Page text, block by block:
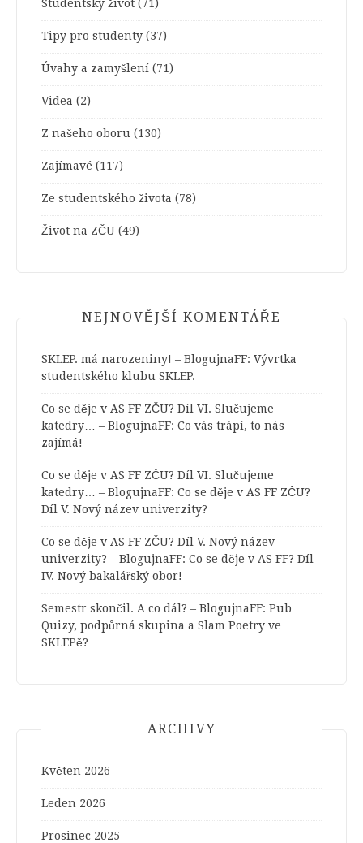
Studentský život (71)
Tipy pro studenty (37)
Úvahy a zamyšlení (71)
Videa (2)
Z našeho oboru (130)
Zajímavé (117)
Ze studentského života (78)
Život na ZČU (49)
NEJNOVĚJŠÍ KOMENTÁŘE
SKLEP. má narozeniny! – BlogujnaFF: Vývrtka
studentského klubu SKLEP.
Co se děje v AS FF ZČU? Díl VI. Slučujeme
katedry… – BlogujnaFF: Co vás trápí, to nás
zajímá!
Co se děje v AS FF ZČU? Díl VI. Slučujeme
katedry… – BlogujnaFF: Co se děje v AS FF ZČU?
Díl V. Nový název univerzity?
Co se děje v AS FF ZČU? Díl V. Nový název
univerzity? – BlogujnaFF: Co se děje v AS FF? Díl
IV. Nový bakalářský obor!
Semestr skončil. A co dál? – BlogujnaFF: Pub
Quizy, podpůrná skupina a Slam Poetry ve
SKLEPě?
ARCHIVY
Květen 2026
Leden 2026
Prosinec 2025